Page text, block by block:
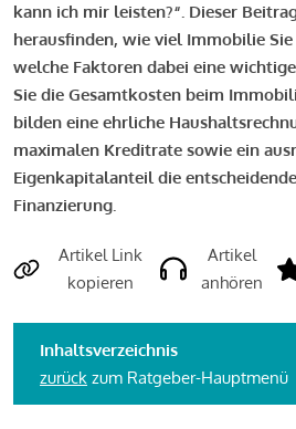
kann ich mir leisten?“. Dieser
herausfinden, wie viel Immobilie
welche Faktoren dabei eine
Sie die Gesamtkosten beim
bilden eine ehrliche
maximalen Kreditrate sowie ein
Eigenkapitalanteil die
Finanzierung.
Artikel Link
kopieren
Artikel
anhören
Inhaltsverzeichnis
zurück zum Ratgeber-Hauptmenü